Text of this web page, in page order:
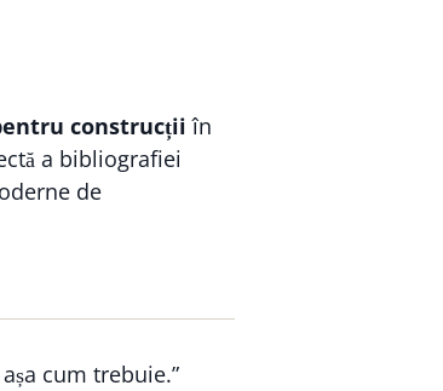
construcții în
a bibliografiei
de
cum trebuie.”